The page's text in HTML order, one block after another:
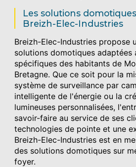
Les solutions
Breizh-Elec-Industries
Breizh-Elec-Industries propose
solutions domotiques adaptées
spécifiques des habitants de
Bretagne. Que ce soit pour la
système de surveillance par
intelligente de l'énergie ou la
lumineuses personnalisées,
savoir-faire au service de ses
technologies de pointe et une
Breizh-Elec-Industries est en
des solutions domotiques sur
foyer.